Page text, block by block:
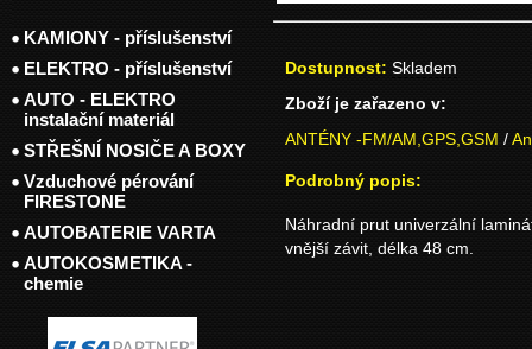
Dostupnost: Skladem
Zboží je zařazeno v:
ANTÉNY -FM/AM,GPS,GSM /
Podrobný popis:
Náhradní prut univerzální
vnější závit, délka 48 cm.
KAMIONY - příslušenství
ELEKTRO - příslušenství
AUTO - ELEKTRO
instalační materiál
STŘEŠNÍ NOSIČE A BOXY
Vzduchové pérování
FIRESTONE
AUTOBATERIE VARTA
AUTOKOSMETIKA -
chemie